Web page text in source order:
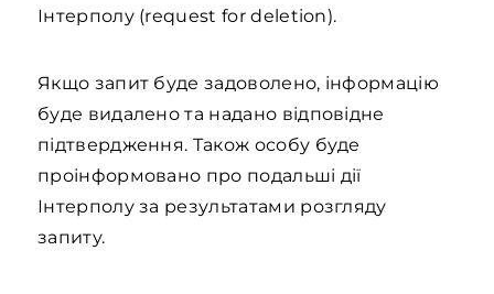
Інтерполу (request for deletion).
Якщо запит буде задоволено, інформацію
буде видалено та надано відповідне
підтвердження. Також особу буде
проінформовано про подальші дії
Інтерполу за результатами розгляду
запиту.